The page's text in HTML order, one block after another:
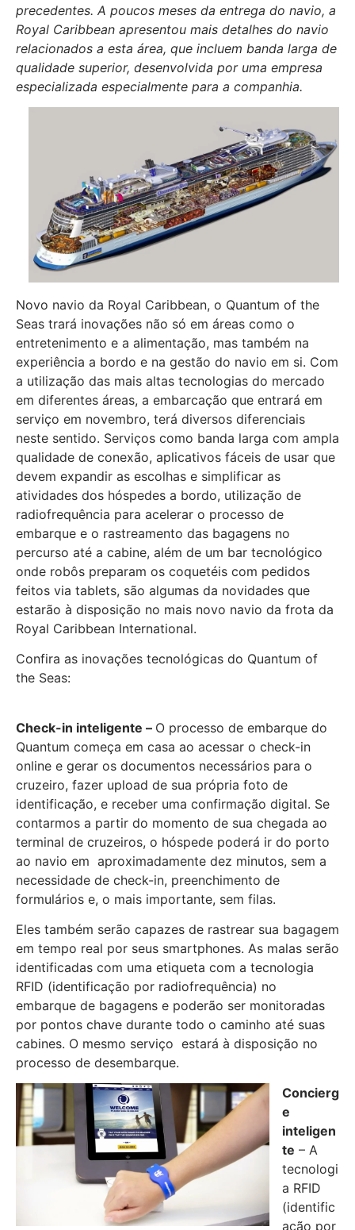
precedentes. A poucos meses da entrega do navio, a
Royal Caribbean apresentou mais detalhes do navio
relacionados a esta área, que incluem banda larga de
qualidade superior, desenvolvida por uma empresa
especializada especialmente para a companhia.
Novo navio da Royal Caribbean, o Quantum of the
Seas trará inovações não só em áreas como o
entretenimento e a alimentação, mas também na
experiência a bordo e na gestão do navio em si. Com
a utilização das mais altas tecnologias do mercado
em diferentes áreas, a embarcação que entrará em
serviço em novembro, terá diversos diferenciais
neste sentido. Serviços como banda larga com ampla
qualidade de conexão, aplicativos fáceis de usar que
devem expandir as escolhas e simplificar as
atividades dos hóspedes a bordo, utilização de
radiofrequência para acelerar o processo de
embarque e o rastreamento das bagagens no
percurso até a cabine, além de um bar tecnológico
onde robôs preparam os coquetéis com pedidos
feitos via tablets, são algumas da novidades que
estarão à disposição no mais novo navio da frota da
Royal Caribbean International.
Confira as inovações tecnológicas do Quantum of
the Seas:
Check-in inteligente – O processo de embarque do
Quantum começa em casa ao acessar o check-in
online e gerar os documentos necessários para o
cruzeiro, fazer upload de sua própria foto de
identificação, e receber uma confirmação digital. Se
contarmos a partir do momento de sua chegada ao
terminal de cruzeiros, o hóspede poderá ir do porto
ao navio em aproximadamente dez minutos, sem a
necessidade de check-in, preenchimento de
formulários e, o mais importante, sem filas.
Eles também serão capazes de rastrear sua bagagem
em tempo real por seus smartphones. As malas serão
identificadas com uma etiqueta com a tecnologia
RFID (identificação por radiofrequência) no
embarque de bagagens e poderão ser monitoradas
por pontos chave durante todo o caminho até suas
cabines. O mesmo serviço estará à disposição no
processo de desembarque.
Concierg
e
inteligen
te – A
tecnologi
a RFID
(identific
ação por